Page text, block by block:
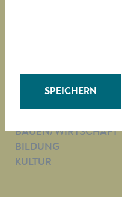
Fax +43 (0)2732/801-90 269
BAUEN/WIRTSCHAFT
BILDUNG
KULTUR
SPEICHERN